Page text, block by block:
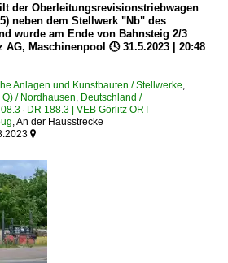
der Oberleitungsrevisionstriebwagen
5) neben dem Stellwerk "Nb" des
wurde am Ende von Bahnsteig 2/3
AG, Maschinenpool 🕓 31.5.2023 | 20:48
Anlagen und Kunstbauten / Stellwerke,
/ Nordhausen, Deutschland /
· DR 188.3 | VEB Görlitz ORT
,An der Hausstrecke
